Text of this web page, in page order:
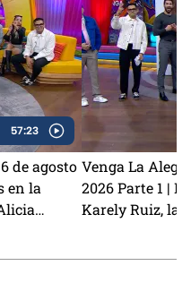
57:23
de agosto
en la
Venga La
2026 Parte 1 |
Karely Ruiz, la